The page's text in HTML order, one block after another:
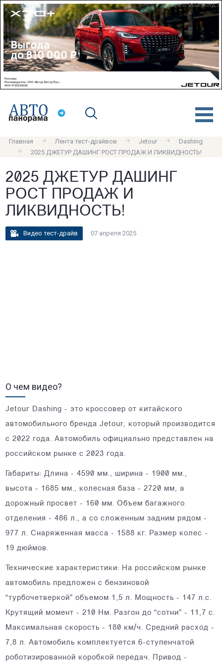
erid: 2SDnjdvnyL7
Главная Лента тест-драйвов Jetour
Dashing
2025 ДЖЕТУР ДАШИНГ РОСТ ПРОДАЖ И ЛИКВИДНОСТЬ!
2025 ДЖЕТУР ДАШИНГ
РОСТ ПРОДАЖ И
ЛИКВИДНОСТЬ!
Видео тест-драйв 07 апреля 2025
О чем видео?
Jetour Dashing - это кроссовер от китайского
автомобильного бренда Jetour, который производится
с 2022 года. Автомобиль официально представлен на
российском рынке с 2023 года.
Габариты: Длина - 4590 мм., ширина - 1900 мм.,
высота - 1685 мм., колесная база - 2720 мм, а
дорожный просвет - 160 мм. Объем багажного
отделения - 486 л., а со сложенным задним рядом -
977 л. Снаряженная масса - 1588 кг. Размер колес -
19 дюймов.
Технические характеристики: На российском рынке
автомобиль предложен с бензиновой
“турбочетверкой” объемом 1,5 л. Мощность - 147 л.с.
Крутящий момент - 210 Нм. Разгон до “сотни” - 11,7 с.
Максимальная скорость - 180 км/ч. Средний расход -
7,8 л. Автомобиль комплектуется 6-ступенчатой
роботизированной коробкой передач. Привод -